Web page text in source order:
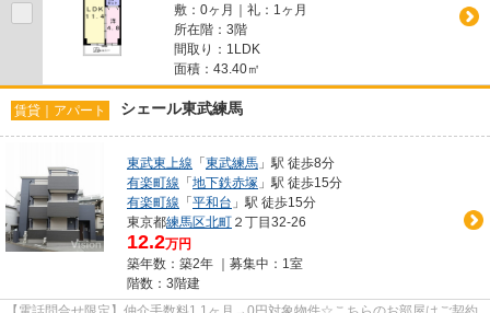
敷：0ヶ月｜礼：1ヶ月
所在階：3階
間取り：1LDK
面積：43.40㎡
賃貸｜アパート シェール東武練馬
東武東上線 「東武練馬 」駅 徒歩8分
有楽町線 「地下鉄赤塚 」駅 徒歩15分
有楽町線 「平和台 」駅 徒歩15分
東京都練馬区北町 ２丁目32-26
12.2万円
築年数：築2年 ｜募集中： 1室
階数：3階建